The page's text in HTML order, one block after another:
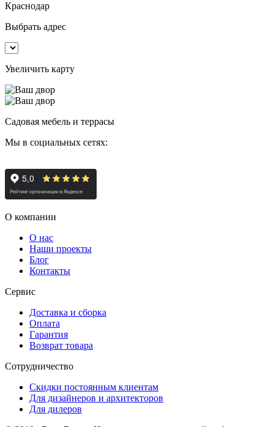
Краснодар
Выбрать адрес
Увеличить карту
Садовая мебель и террасы
Мы в социальных сетях:
О компании
О нас
Наши проекты
Блог
Контакты
Сервис
Доставка и сборка
Оплата
Гарантия
Возврат товара
Сотрудничество
Скидки постоянным клиентам
Для дизайнеров и архитекторов
Для дилеров